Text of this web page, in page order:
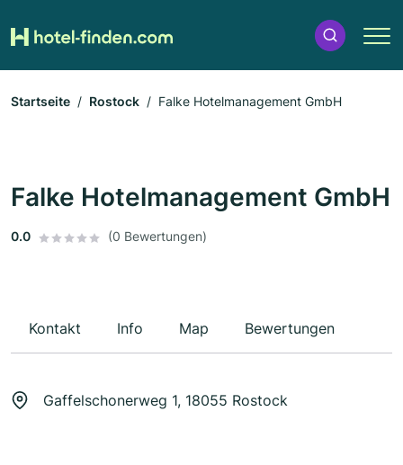
Startseite Rostock Falke Hotelmanagement GmbH
Falke Hotelmanagement GmbH
0.0 (0 Bewertungen)
Kontakt Info Map Bewertungen
Gaffelschonerweg 1, 18055 Rostock